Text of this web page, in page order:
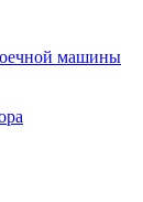
машины